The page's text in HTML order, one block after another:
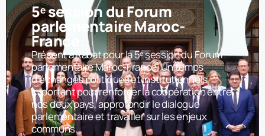
5ᵉ session du Forum
parlementaire Maroc-
France.
Présent à Rabat pour la 5ᵉ session du Forum
parlementaire Maroc-France. Un temps
d’échanges politiques et institutionnels
important pour renforcer la coopération entre
nos deux pays, approfondir le dialogue
parlementaire et travailler sur les enjeux
communs.